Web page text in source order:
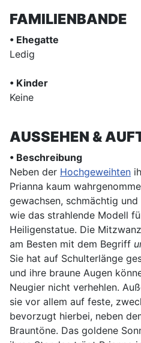
FAMILIENBANDE
• Ehegatte
Ledig
• Kinder
Keine
AUSSEHEN &
• Beschreibung
Neben der Hochgeweihten
Prianna kaum
gewachsen, schmächtig
wie das strahlende Modell
Heiligenstatue. Die
am Besten mit dem Begriff
Sie hat auf Schulterlänge
und ihre braune Augen
Neugier nicht verhehlen.
sie vor allem auf feste,
bevorzugt hierbei, neben
Brauntöne. Das goldene